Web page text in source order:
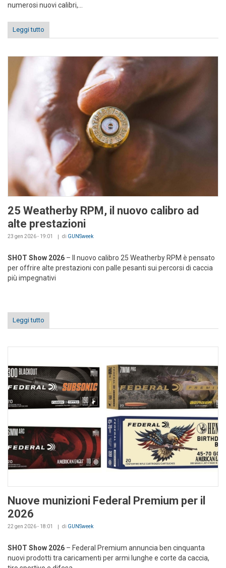
numerosi nuovi calibri,...
Leggi tutto
25 Weatherby RPM, il nuovo calibro ad
alte prestazioni
23 gen 2026 - 19:01 di GUNSweek
SHOT Show 2026 – Il nuovo calibro 25 Weatherby RPM è pensato
per offrire alte prestazioni con palle pesanti sui percorsi di caccia
più impegnativi
Leggi tutto
Nuove munizioni Federal Premium per il
2026
22 gen 2026 - 18:01 di GUNSweek
SHOT Show 2026 – Federal Premium annuncia ben cinquanta
nuovi prodotti tra caricamenti per armi lunghe e corte da caccia,